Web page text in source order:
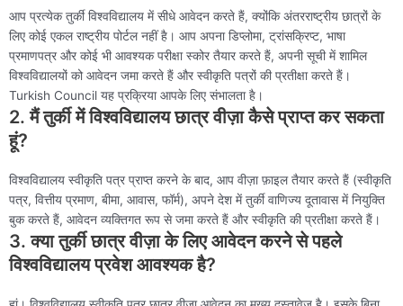
आप प्रत्येक तुर्की विश्वविद्यालय में सीधे आवेदन करते हैं, क्योंकि अंतरराष्ट्रीय छात्रों के
लिए कोई एकल राष्ट्रीय पोर्टल नहीं है। आप अपना डिप्लोमा, ट्रांसक्रिप्ट, भाषा
प्रमाणपत्र और कोई भी आवश्यक परीक्षा स्कोर तैयार करते हैं, अपनी सूची में शामिल
विश्वविद्यालयों को आवेदन जमा करते हैं और स्वीकृति पत्रों की प्रतीक्षा करते हैं।
Turkish Council यह प्रक्रिया आपके लिए संभालता है।
2. मैं तुर्की में विश्वविद्यालय छात्र वीज़ा कैसे प्राप्त कर सकता
हूं?
विश्वविद्यालय स्वीकृति पत्र प्राप्त करने के बाद, आप वीज़ा फ़ाइल तैयार करते हैं (स्वीकृति
पत्र, वित्तीय प्रमाण, बीमा, आवास, फॉर्म), अपने देश में तुर्की वाणिज्य दूतावास में नियुक्ति
बुक करते हैं, आवेदन व्यक्तिगत रूप से जमा करते हैं और स्वीकृति की प्रतीक्षा करते हैं।
3. क्या तुर्की छात्र वीज़ा के लिए आवेदन करने से पहले
विश्वविद्यालय प्रवेश आवश्यक है?